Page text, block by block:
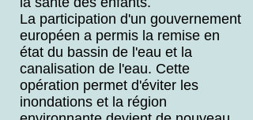
La participation d'un gouvernement
européen a permis la remise en
état du bassin de l'eau et la
canalisation de l'eau. Cette
opération permet d'éviter les
inondations et la région